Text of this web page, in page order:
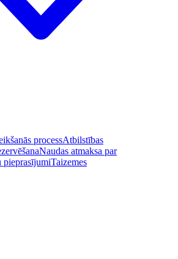
processAtbilstības
Naudas atmaksa par
pieprasījumiTaizemes